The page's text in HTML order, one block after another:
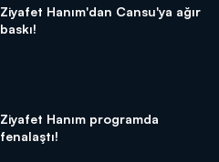
Ziyafet Hanım'dan Cansu'ya ağır
baskı!
Ziyafet Hanım programda
fenalaştı!